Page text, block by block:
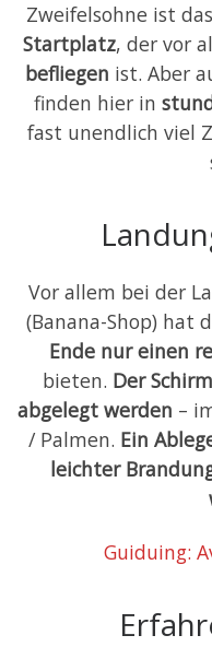
Zweifelsohne ist das
Startplatz, der vor
befliegen ist. Aber
finden hier in
fast unendlich viel
Vor allem bei der
(Banana-Shop) hat
Ende nur einen
bieten. Der
abgelegt werden –
/ Palmen. Ein
leichter
Guiduing: